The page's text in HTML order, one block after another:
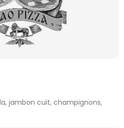
jambon cuit, champignons,